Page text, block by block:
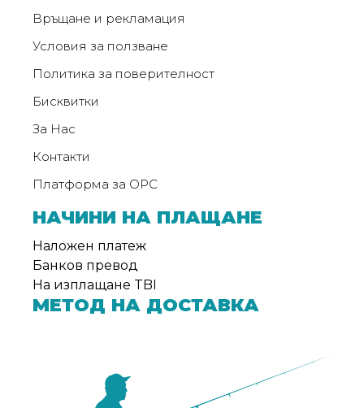
Връщане и рекламация
Условия за ползване
Политика за поверителност
Бисквитки
За Нас
Контакти
Платформа за ОРС
НАЧИНИ НА ПЛАЩАНЕ
Наложен платеж
Банков превод
На изплащане TBI
МЕТОД НА ДОСТАВКА